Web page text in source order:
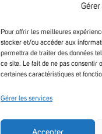
Pour offrir les meilleures
stocker et/ou accéder aux
permettra de traiter des données
ce site. Le fait de ne pas consentir
certaines caractéristiques et
Gérer les services
Accepter